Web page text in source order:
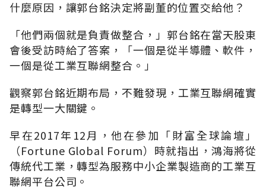
什麼原因，讓郭台銘決定將副董的位置交給他？
「他們兩個就是負責做整合，」郭台銘在當天股東
會後受訪時給了答案，「一個是從半導體、軟件，
一個是從工業互聯網整合。」
觀察郭台銘近期布局，不難發現，工業互聯網確實
是轉型一大關鍵。
早在2017年12月，他在參加「財富全球論壇」
（Fortune Global Forum）時就指出，鴻海將從
傳統代工業，轉型為服務中小企業製造商的工業互
聯網平台公司。